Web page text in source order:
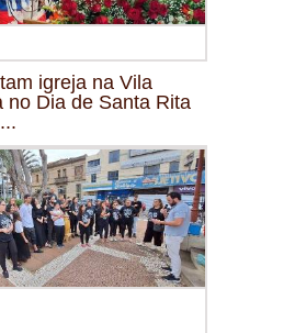
igreja na Vila
no Dia de Santa Rita